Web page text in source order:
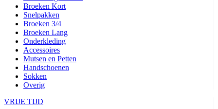
Broeken Kort
Snelpakken
Broeken 3/4
Broeken Lang
Onderkleding
Accessoires
Mutsen en Petten
Handschoenen
Sokken
Overig
VRIJE TIJD